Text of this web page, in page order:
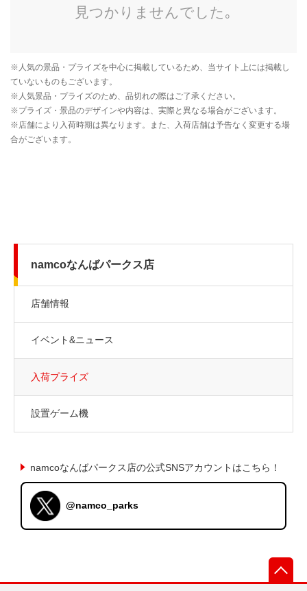
namcoなんばパークス店
店舗情報
イベント&ニュース
入荷プライズ
設置ゲーム機
namcoなんばパークス店の公式SNSアカウントはこちら！
@namco_parks